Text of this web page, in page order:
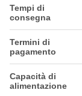
Tempi di
consegna
Termini di
pagamento
Capacità di
alimentazione